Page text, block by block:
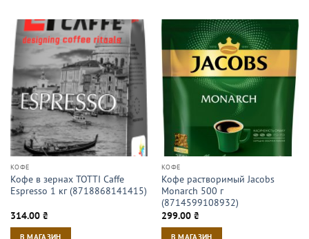
КОФЕ
Кофе в зернах TOTTI Caffe
Espresso 1 кг (8718868141415)
314.00 ₴
КОФЕ
Кофе растворимый Jacobs
Monarch 500 г
(8714599108932)
299.00 ₴